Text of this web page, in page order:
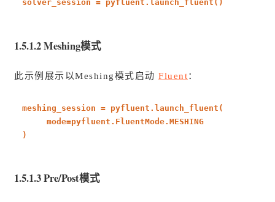
solver_session = pyfluent.launch_fluent()
1.5.1.2 Meshing模式
此示例展示以Meshing模式启动 Fluent：
meshing_session = pyfluent.launch_fluent(
mode=pyfluent.FluentMode.MESHING
)
1.5.1.3 Pre/Post模式